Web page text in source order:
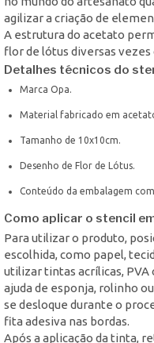
agilizar a criação de
A estrutura do acetato
flor de lótus diversas
Detalhes técnicos do
Marca Opa.
Material fabricado em
Tamanho de 10x10cm.
Desenho de Flor de Lótus.
Conteúdo da embalagem
Como aplicar o stencil
Para utilizar o produto,
escolhida, como papel,
utilizar tintas acrílicas, PVA
ajuda de esponja, rolinho
se desloque durante o
fita adesiva nas bordas.
Após a aplicação da tinta,